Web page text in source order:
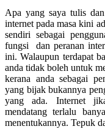
Apa yang saya tulis
internet pada masa kini
sendiri sebagai
fungsi dan peranan
ini. Walaupun terdapat
anda tidak boleh untuk
kerana anda sebagai
yang bijak bukannya
yang ada. Internet
mendatang terlalu
menentukannya. Tepuk